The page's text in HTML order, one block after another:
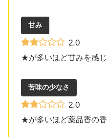
甘み
2.0
★が多いほど甘みを感じ
苦味の少なさ
2.0
★が多いほど薬品香の香